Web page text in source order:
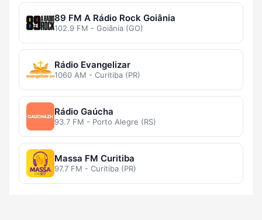
89 FM A Rádio Rock Goiânia
102.9 FM - Goiânia (GO)
Rádio Evangelizar
1060 AM - Curitiba (PR)
Rádio Gaúcha
93.7 FM - Porto Alegre (RS)
Massa FM Curitiba
97.7 FM - Curitiba (PR)